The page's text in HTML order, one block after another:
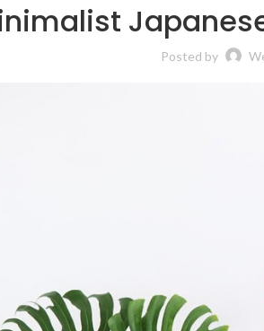
Posted by